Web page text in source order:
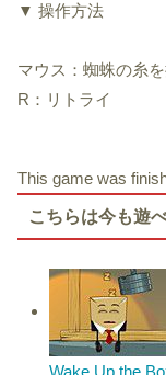
▼ 操作方法
マウス：蜘蛛の糸
R：リトライ
This game was
こちらは今も遊